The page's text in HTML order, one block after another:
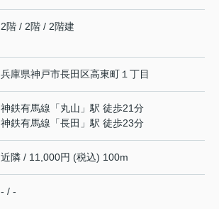
2階 / 2階 / 2階建
兵庫県神戸市長田区高東町 １丁目
神鉄有馬線 「丸山 」駅 徒歩21分
神鉄有馬線 「長田 」駅 徒歩23分
近隣 / 11,000円 (税込) 100m
- / -